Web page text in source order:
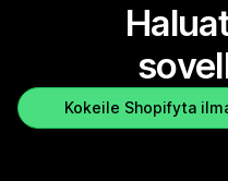
Kokeile Shopifyta